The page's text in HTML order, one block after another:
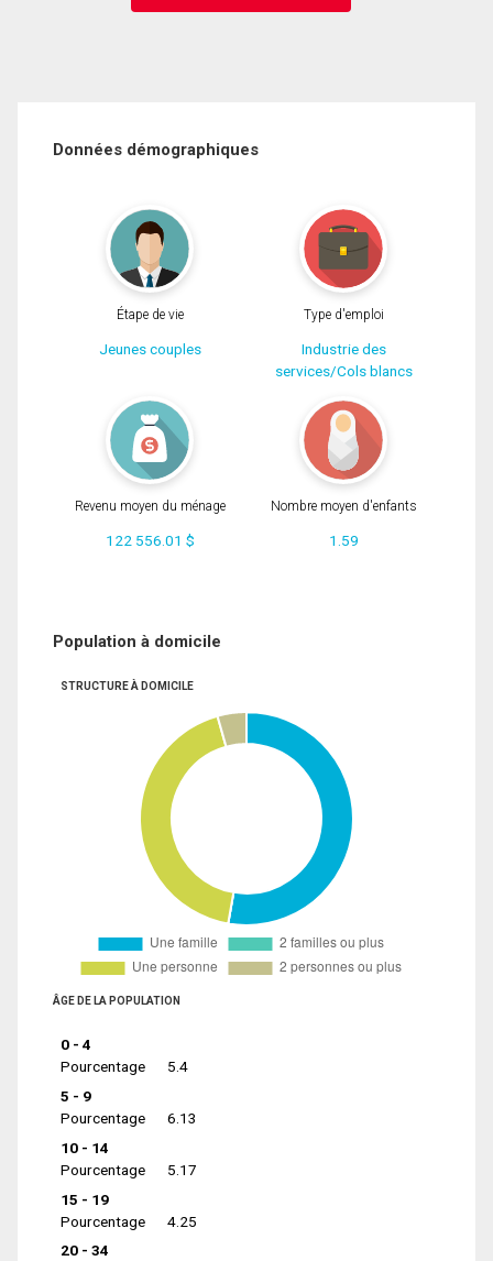
Données démographiques
Étape de vie
Jeunes couples
Type d'emploi
Industrie des
services/Cols blancs
Revenu moyen du ménage
122 556.01 $
Nombre moyen d'enfants
1.59
Population à domicile
STRUCTURE À DOMICILE
ÂGE DE LA POPULATION
0 - 4
Pourcentage
5.4
5 - 9
Pourcentage
6.13
10 - 14
Pourcentage
5.17
15 - 19
Pourcentage
4.25
20 - 34